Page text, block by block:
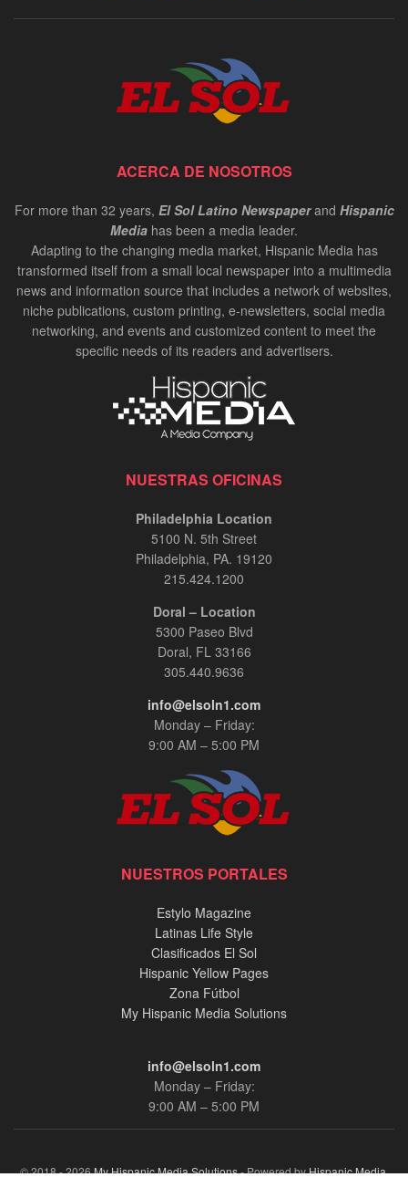
ACERCA DE NOSOTROS
For more than 32 years, El Sol Latino Newspaperand Hispanic
Media has been a media leader.
Adapting to the changing media market, Hispanic Media has
transformed itself from a small local newspaper into a multimedia
news and information source that includes a network of websites,
niche publications, custom printing, e-newsletters, social media
networking, and events and customized content to meet the
specific needs of its readers and advertisers.
NUESTRAS OFICINAS
Philadelphia Location
5100 N. 5th Street
Philadelphia, PA. 19120
215.424.1200
Doral – Location
5300 Paseo Blvd
Doral, FL 33166
305.440.9636
info@elsoln1.com
Monday – Friday:
9:00 AM – 5:00 PM
NUESTROS PORTALES
Estylo Magazine
Latinas Life Style
Clasificados El Sol
Hispanic Yellow Pages
Zona Fútbol
My Hispanic Media Solutions
info@elsoln1.com
Monday – Friday:
9:00 AM – 5:00 PM
© 2018 - 2026My Hispanic Media Solutions- Powered byHispanic Media,